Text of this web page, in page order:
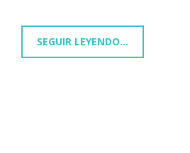
SEGUIR LEYENDO...